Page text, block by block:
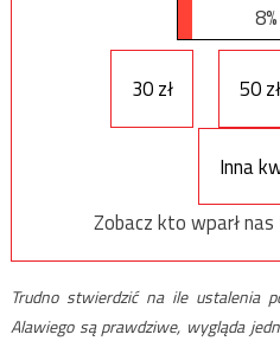
8%
30 zł 50 zł
Inna
Zobacz kto wparł
Trudno stwierdzić na ile ustalenia
Alawiego są prawdziwe, wygląda